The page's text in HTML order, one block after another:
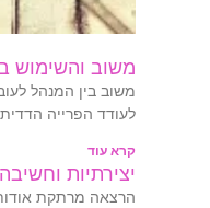
משוב והשימוש
משוב בין המנהל
לעודד הפרייה
קרא עוד
יצירתיות
הרצאה מרתקת